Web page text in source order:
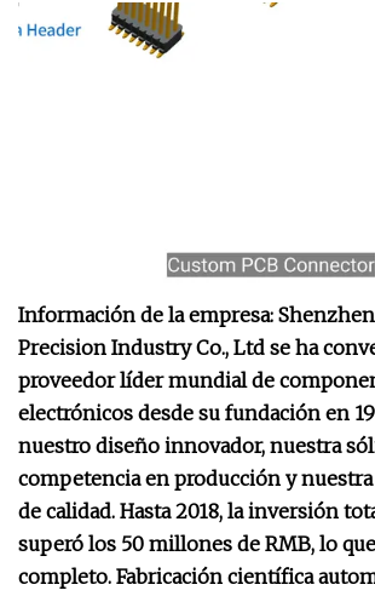
Información de la empresa:
Precision Industry Co., Ltd se ha
proveedor líder mundial de
electrónicos desde su fundación en
nuestro diseño innovador, nuestra
competencia en producción y
de calidad. Hasta 2018, la inversión
superó los 50 millones de RMB, lo
completo. Fabricación científica